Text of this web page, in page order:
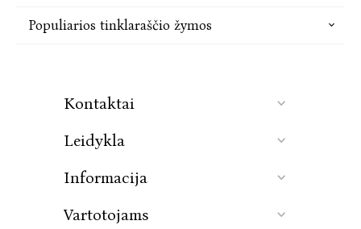
Populiarios tinklaraščio žymos
Kontaktai
Leidykla
Informacija
Vartotojams